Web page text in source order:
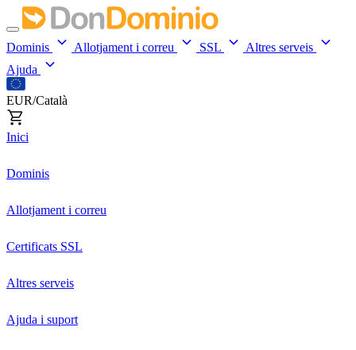
Dominis Allotjament i correu SSL
Altres serveis
Ajuda
EUR/Català
Inici
Dominis
Allotjament i correu
Certificats SSL
Altres serveis
Ajuda i suport